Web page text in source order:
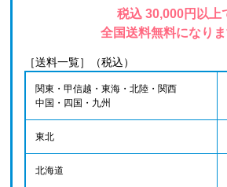
税込 30,000円以上
全国送料無料になりま
［送料一覧］（税込）
関東・甲信越・東海・北陸・関西
中国・四国・九州
東北
北海道